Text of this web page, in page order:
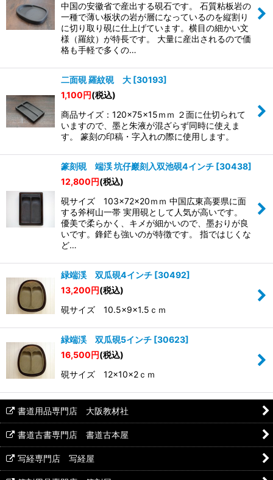
中国の安徽省で産出する硯石です。 石質粘板岩の
一種で薄い板状の岩が層になっているのを縦割り
に切り取り硯に仕上げています。横目の細かい文
様（羅紋）が特長です。 大量に産出されるので価
格も手軽で多くの…
二面硯 羅紋硯 大 [30193]
1,100円(税込)
商品サイズ：120×75×15ｍｍ ２面に仕切られて
いますので、墨と朱液が混ざらず同時に使えま
す。 篆刻の印稿・字入れの際に使用します。
篆刻硯 端渓 坑仔巖刻入双池硯4インチ [30438]
12,800円(税込)
硯サイズ 103×72×20ｍｍ 中国広東高要県に面
する斧柯山一帯 実用硯として人気が高いです。
優美で柔らかく、キメが細かいので、墨おりが良
いです。鋒鋩も強いのが特徴です。 指ではじくな
ど…
緑端渓 双瓜硯4インチ [30492]
13,200円(税込)
硯サイズ 10.5×9×1.5ｃｍ
緑端渓 双瓜硯5インチ [30623]
16,500円(税込)
硯サイズ 12×10×2ｃｍ
書道用品専門店 大阪教材社
書道古書専門店 書道古本屋
写経専門店 写経屋